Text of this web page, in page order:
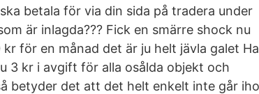
betala för via din sida på tradera under
är inlagda??? Fick en smärre shock nu
för en månad det är ju helt jävla galet
3 kr i avgift för alla osålda objekt och
betyder det att det helt enkelt inte går